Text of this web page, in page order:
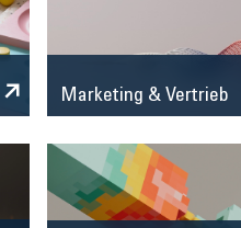
Marketing & Vertrieb